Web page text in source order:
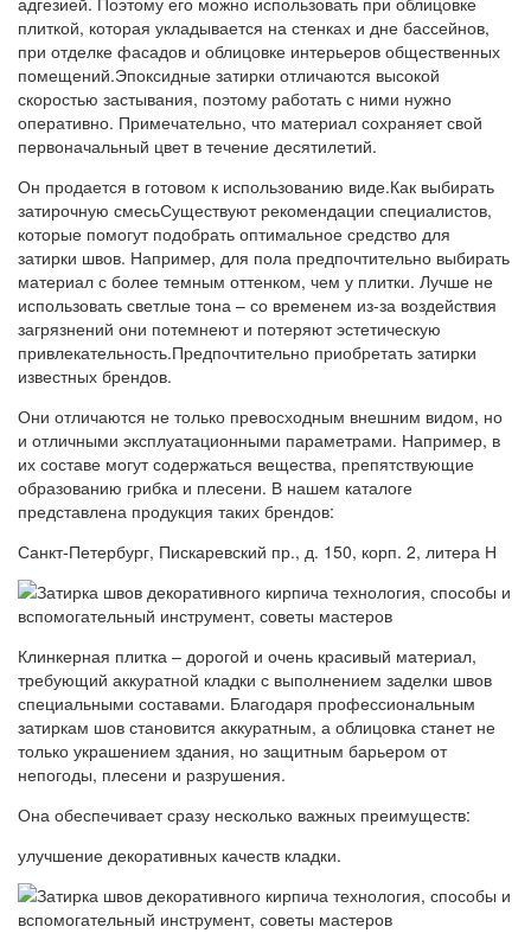
плиткой, которая укладывается на стенках и дне бассейнов,
при отделке фасадов и облицовке интерьеров общественных
помещений.Эпоксидные затирки отличаются высокой
скоростью застывания, поэтому работать с ними нужно
оперативно. Примечательно, что материал сохраняет свой
первоначальный цвет в течение десятилетий.
Он продается в готовом к использованию виде.Как выбирать
затирочную смесьСуществуют рекомендации специалистов,
которые помогут подобрать оптимальное средство для
затирки швов. Например, для пола предпочтительно выбирать
материал с более темным оттенком, чем у плитки. Лучше не
использовать светлые тона – со временем из-за воздействия
загрязнений они потемнеют и потеряют эстетическую
привлекательность.Предпочтительно приобретать затирки
известных брендов.
Они отличаются не только превосходным внешним видом, но
и отличными эксплуатационными параметрами. Например, в
их составе могут содержаться вещества, препятствующие
образованию грибка и плесени. В нашем каталоге
представлена продукция таких брендов:
Санкт-Петербург, Пискаревский пр., д. 150, корп. 2, литера Н
Клинкерная плитка – дорогой и очень красивый материал,
требующий аккуратной кладки с выполнением заделки швов
специальными составами. Благодаря профессиональным
затиркам шов становится аккуратным, а облицовка станет не
только украшением здания, но защитным барьером от
непогоды, плесени и разрушения.
Она обеспечивает сразу несколько важных преимуществ:
улучшение декоративных качеств кладки.